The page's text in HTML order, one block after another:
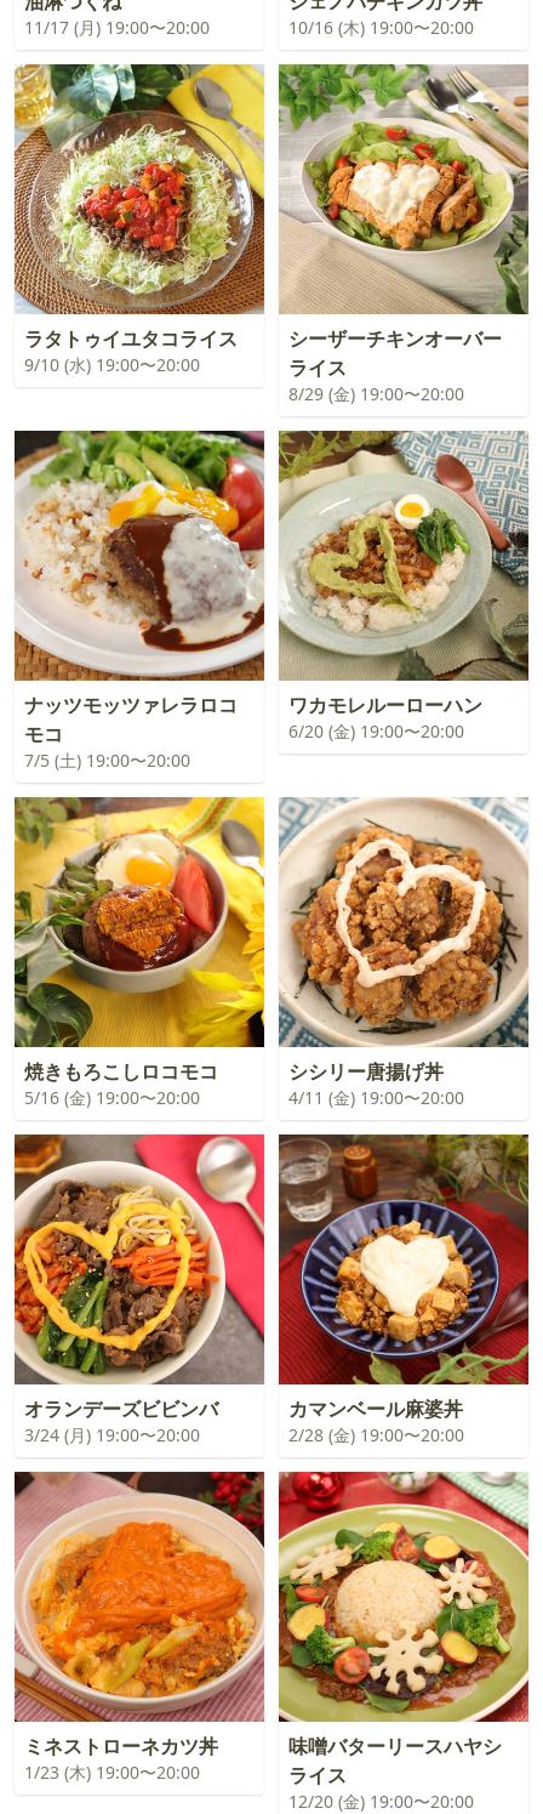
11/17 (月) 19:00〜20:00 10/16 (木) 19:00〜20:00
ラタトゥイユタコライス
9/10 (水) 19:00〜20:00
シーザーチキンオーバー
ライス
8/29 (金) 19:00〜20:00
ナッツモッツァレラロコ
モコ
7/5 (土) 19:00〜20:00
ワカモレルーローハン
6/20 (金) 19:00〜20:00
焼きもろこしロコモコ
5/16 (金) 19:00〜20:00
シシリー唐揚げ丼
4/11 (金) 19:00〜20:00
オランデーズビビンバ
3/24 (月) 19:00〜20:00
カマンベール麻婆丼
2/28 (金) 19:00〜20:00
ミネストローネカツ丼
1/23 (木) 19:00〜20:00
味噌バターリースハヤシ
ライス
12/20 (金) 19:00〜20:00